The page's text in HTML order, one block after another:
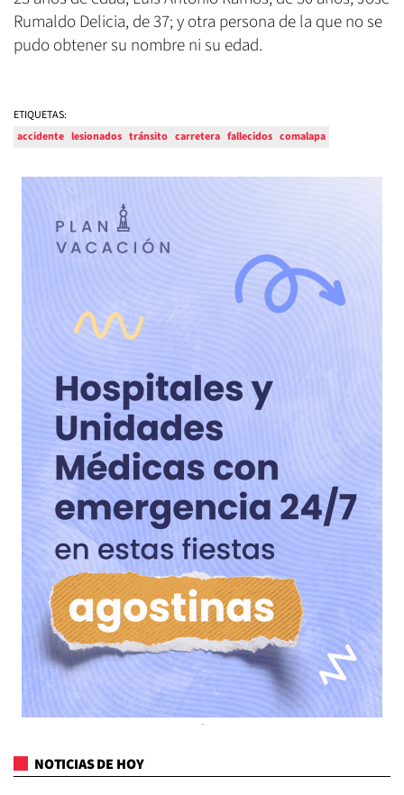
Rumaldo Delicia, de 37; y otra persona de la que no se
pudo obtener su nombre ni su edad.
ETIQUETAS:
accidente lesionados tránsito carretera fallecidos comalapa
NOTICIAS DE HOY